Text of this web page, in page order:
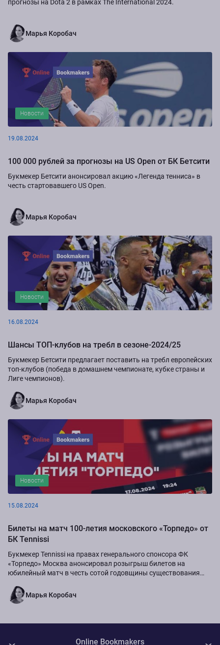
прогнозы на Dota 2 в рамках The International 2024.
Марья Коробач
Новости
19.08.2024
100 000 рублей за прогнозы на US Open от БК Бетсити
Букмекер Бетсити анонсировал акцию «Легенда тенниса» в
честь стартовавшего US Open.
Марья Коробач
Новости
16.08.2024
Шансы ТОП-клубов на требл в сезоне-2024/25
Букмекер Бетсити предлагает поставить на требл европейских
топ-клубов (победа в домашнем чемпионате, кубке страны и
Лиге чемпионов).
Марья Коробач
Новости
15.08.2024
Билеты на матч 100-летия московского «Торпедо» от
БК Tennissi
Букмекер Tennissi на правах генерального спонсора ФК
«Торпедо» Москва анонсировал розыгрыш билетов на
юбилейный матч в честь сотой годовщины существования
Марья Коробач
Online Bookmakers